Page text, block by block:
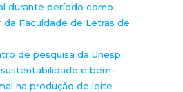
durante período como
da Faculdade de Letras de
de pesquisa da Unesp
e bem-
na produção de leite